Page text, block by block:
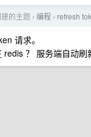
的主题 › 编程 › refresh
请求。
？ 服务端自动刷